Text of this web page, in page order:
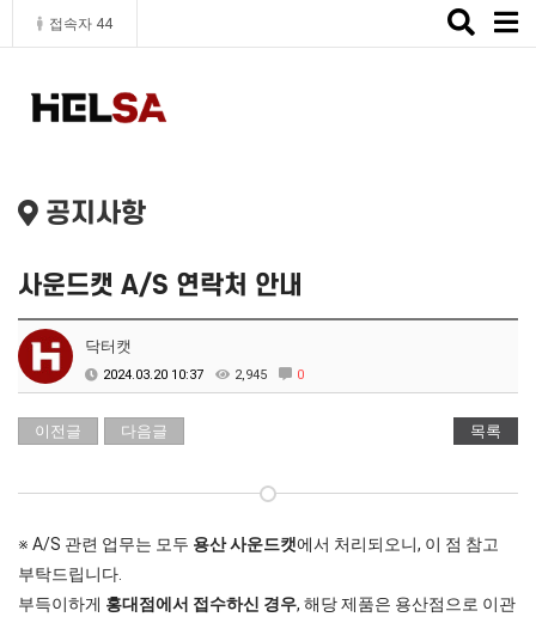
접속자 44
Toggle
공지사항
사운드캣 A/S 연락처 안내
닥터캣
2024.03.20 10:37 2,945 0
이전글 다음글 목록
※ A/S 관련 업무는 모두 용산 사운드캣에서 처리되오니, 이 점 참고
부탁드립니다.
부득이하게 홍대점에서 접수하신 경우, 해당 제품은 용산점으로 이관